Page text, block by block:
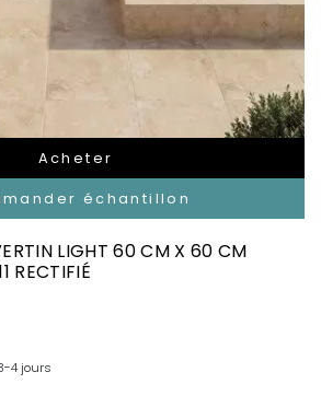
Acheter
échantillon
LIGHT 60 CM X 60 CM
RECTIFIÉ
4 jours